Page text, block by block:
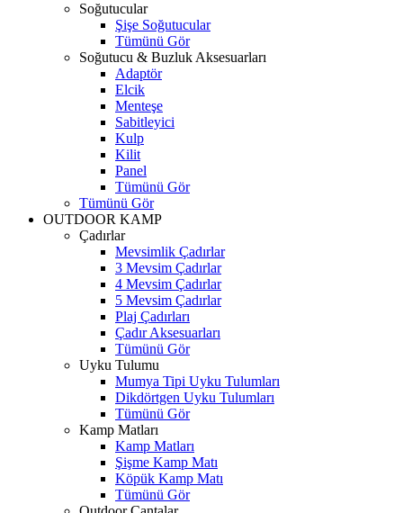
Soğutucular
Şişe Soğutucular
Tümünü Gör
Soğutucu & Buzluk Aksesuarları
Adaptör
Elcik
Menteşe
Sabitleyici
Kulp
Kilit
Panel
Tümünü Gör
Tümünü Gör
OUTDOOR KAMP
Çadırlar
Mevsimlik Çadırlar
3 Mevsim Çadırlar
4 Mevsim Çadırlar
5 Mevsim Çadırlar
Plaj Çadırları
Çadır Aksesuarları
Tümünü Gör
Uyku Tulumu
Mumya Tipi Uyku Tulumları
Dikdörtgen Uyku Tulumları
Tümünü Gör
Kamp Matları
Kamp Matları
Şişme Kamp Matı
Köpük Kamp Matı
Tümünü Gör